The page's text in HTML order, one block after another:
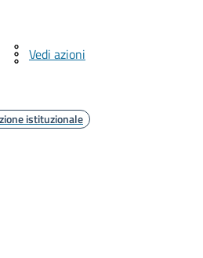
Vedi azioni
istituzionale